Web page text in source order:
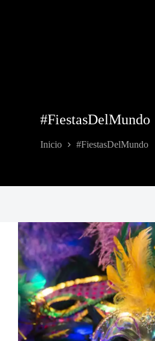
#FiestasDelMundo
Inicio #FiestasDelMundo